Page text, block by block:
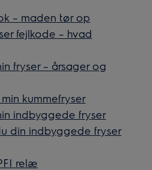
– maden tør op
fejlkode – hvad
fryser – årsager og
kummefryser
indbyggede fryser
din indbyggede fryser
relæ